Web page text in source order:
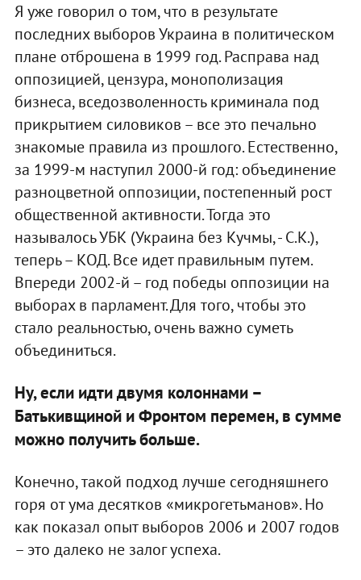
Я уже говорил о том, что в результате
последних выборов Украина в политическом
плане отброшена в 1999 год. Расправа над
оппозицией, цензура, монополизация
бизнеса, вседозволенность криминала под
прикрытием силовиков – все это печально
знакомые правила из прошлого. Естественно,
за 1999-м наступил 2000-й год: объединение
разноцветной оппозиции, постепенный рост
общественной активности. Тогда это
называлось УБК (Украина без Кучмы, - С.К.),
теперь – КОД. Все идет правильным путем.
Впереди 2002-й – год победы оппозиции на
выборах в парламент. Для того, чтобы это
стало реальностью, очень важно суметь
объединиться.
Ну, если идти двумя колоннами –
Батькивщиной и Фронтом перемен, в сумме
можно получить больше.
Конечно, такой подход лучше сегодняшнего
горя от ума десятков «микрогетьманов». Но
как показал опыт выборов 2006 и 2007 годов
– это далеко не залог успеха.